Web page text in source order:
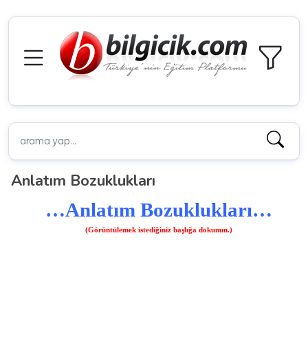
Anlatım Bozuklukları
…Anlatım Bozuklukları…
(Görüntülemek istediğiniz başlığa dokunun.)